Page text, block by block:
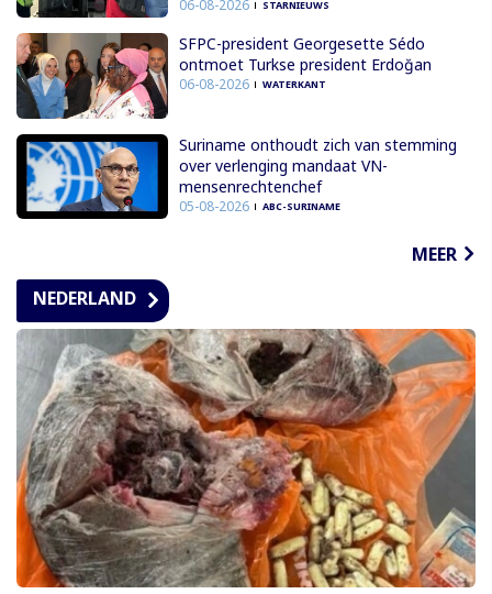
06-08-2026 STARNIEUWS
SFPC-president Georgesette Sédo
ontmoet Turkse president Erdoğan
06-08-2026 WATERKANT
Suriname onthoudt zich van stemming
over verlenging mandaat VN-
mensenrechtenchef
05-08-2026 ABC-SURINAME
MEER
NEDERLAND